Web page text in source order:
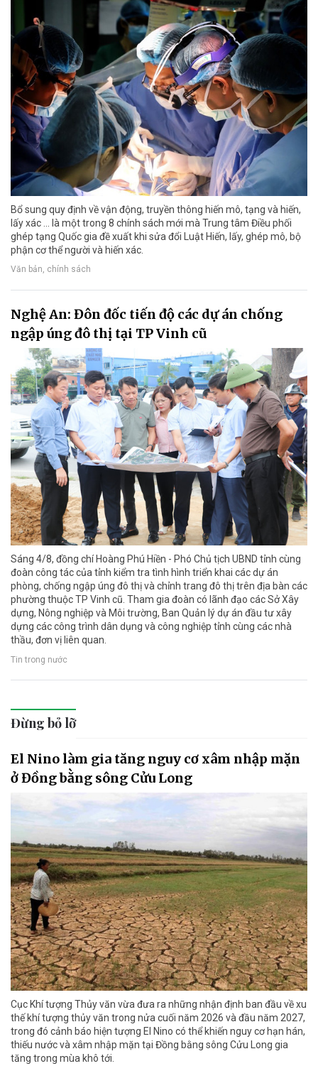
Bổ sung quy định về vận động, truyền thông hiến mô, tạng và hiến,
lấy xác ... là một trong 8 chính sách mới mà Trung tâm Điều phối
ghép tạng Quốc gia đề xuất khi sửa đổi Luật Hiến, lấy, ghép mô, bộ
phận cơ thể người và hiến xác.
Văn bản, chính sách
Nghệ An: Đôn đốc tiến độ các dự án chống
ngập úng đô thị tại TP Vinh cũ
Sáng 4/8, đồng chí Hoàng Phú Hiền - Phó Chủ tịch UBND tỉnh cùng
đoàn công tác của tỉnh kiểm tra tình hình triển khai các dự án
phòng, chống ngập úng đô thị và chỉnh trang đô thị trên địa bàn các
phường thuộc TP Vinh cũ. Tham gia đoàn có lãnh đạo các Sở Xây
dựng, Nông nghiệp và Môi trường, Ban Quản lý dự án đầu tư xây
dựng các công trình dân dụng và công nghiệp tỉnh cùng các nhà
thầu, đơn vị liên quan.
Tin trong nước
Đừng bỏ lỡ
El Nino làm gia tăng nguy cơ xâm nhập mặn
ở Đồng bằng sông Cửu Long
Cục Khí tượng Thủy văn vừa đưa ra những nhận định ban đầu về xu
thế khí tượng thủy văn trong nửa cuối năm 2026 và đầu năm 2027,
trong đó cảnh báo hiện tượng El Nino có thể khiến nguy cơ hạn hán,
thiếu nước và xâm nhập mặn tại Đồng bằng sông Cửu Long gia
tăng trong mùa khô tới.